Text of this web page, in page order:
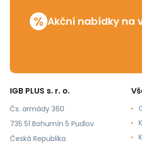
% Akční nabídky na
IGB PLUS s. r. o.
Čs. armády 360
735 51 Bohumín 5 Pudlov
Česká Republika